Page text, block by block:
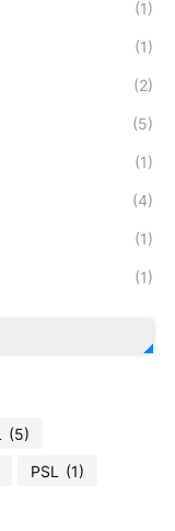
(1)
(1)
(2)
(5)
(1)
(4)
(1)
(1)
(5)
PSL
(1)